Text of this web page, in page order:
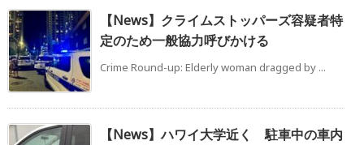
【News】クライムストッパーズ容疑者特
定のため一般協力呼びかける
Crime Round-up: Elderly woman dragged by ...
【News】ハワイ大学近く 駐車中の車内